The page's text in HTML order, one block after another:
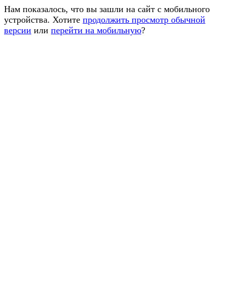
Нам показалось, что вы зашли на сайт с мобильного
устройства. Хотите продолжить просмотр обычной
версии или перейти на мобильную?